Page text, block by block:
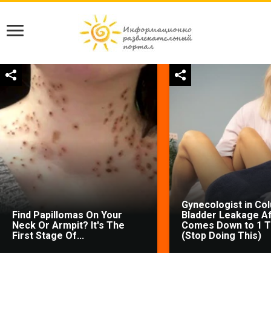
Find Papillomas On Your
Neck Or Armpit? It's The
First Stage Of...
Gynecologist in
Bladder Leakage
Comes Down to 1
(Stop Doing This)